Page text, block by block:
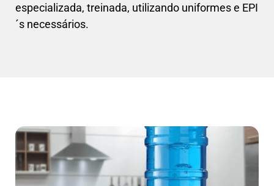
especializada, treinada, utilizando uniformes e EPI
´s necessários.